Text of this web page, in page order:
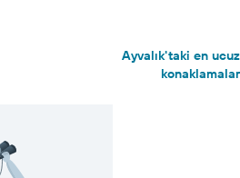
Ayvalık'taki en ucuz
konaklamalar